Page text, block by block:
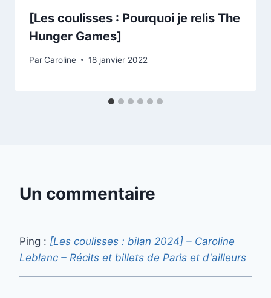
[Les coulisses : Pourquoi je relis The
Hunger Games]
ParCaroline 18 janvier 2022
Un commentaire
Ping : [Les coulisses : bilan 2024] – Caroline
Leblanc – Récits et billets de Paris et d'ailleurs